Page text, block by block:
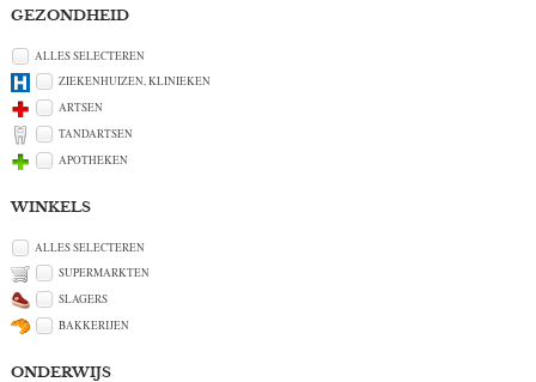
GEZONDHEID
ALLES SELECTEREN
ZIEKENHUIZEN, KLINIEKEN
ARTSEN
TANDARTSEN
APOTHEKEN
WINKELS
ALLES SELECTEREN
SUPERMARKTEN
SLAGERS
BAKKERIJEN
ONDERWIJS